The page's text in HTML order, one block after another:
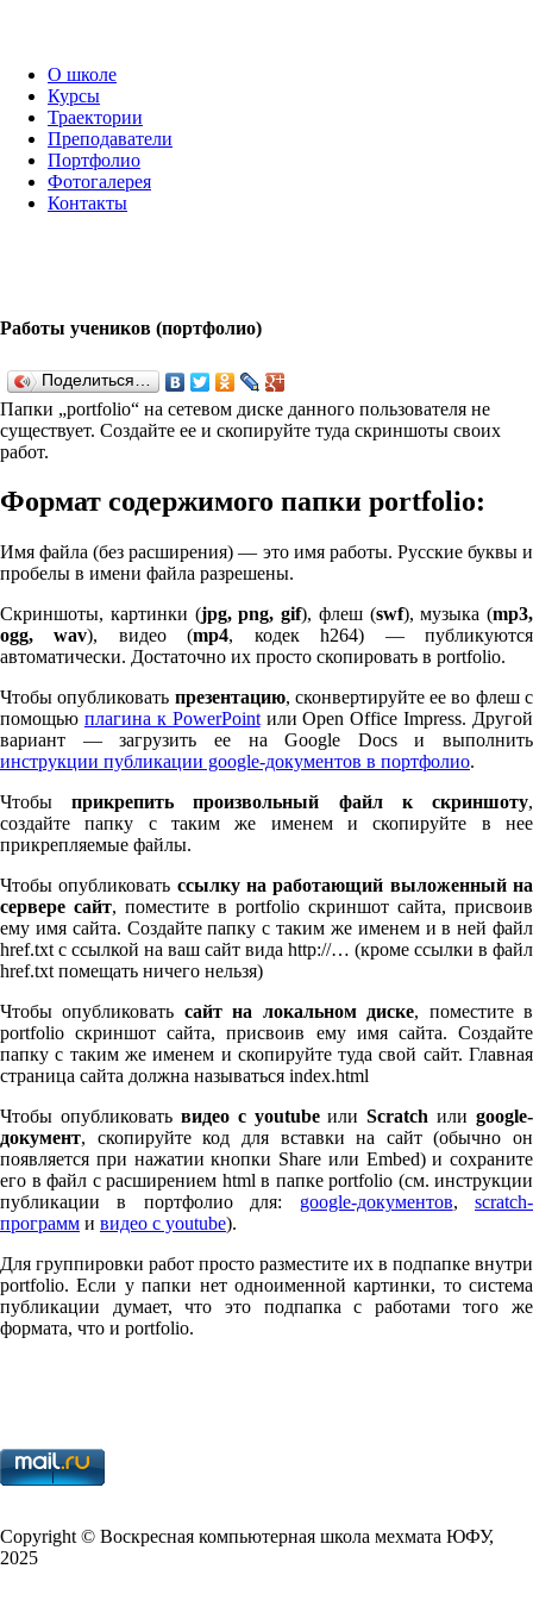
О школе
Курсы
Траектории
Преподаватели
Портфолио
Фотогалерея
Контакты
Работы учеников (портфолио)
Поделиться…
Папки „port­fo­lio“ на сетевом диске данного пользователя не
существует. Создайте ее и скопируйте туда скриншоты своих
работ.
Формат содержимого папки port­fo­lio:
Имя файла (без расширения) — это имя работы. Русские буквы и
пробелы в имени файла разрешены.
Скриншоты, картинки (jpg, png, gif), флеш (swf), музыка (mp3,
ogg, wav), видео (mp4, кодек h264) — публикуются
автоматически. Достаточно их просто скопировать в port­fo­lio.
Чтобы опубликовать презентацию, сконвертируйте ее во флеш с
помощью плагина к Pow­er­Pointили Open Office Impress. Другой
вариант — загрузить ее на Google Docs и выполнить
инструкции публикации google-документов в портфолио.
Чтобыприкрепить произвольный файл к скриншоту,
создайте папку с таким же именем и скопируйте в нее
прикрепляемые файлы.
Чтобы опубликовать ссылку на работающий выложенный на
сервере сайт, поместите в port­fo­lio скриншот сайта, присвоив
ему имя сайта. Создайте папку с таким же именем и в ней файл
href.txt с ссылкой на ваш сайт вида http://… (кроме ссылки в файл
href.txt помещать ничего нельзя)
Чтобы опубликовать сайт на локальном диске, поместите в
port­fo­lio скриншот сайта, присвоив ему имя сайта. Создайте
папку с таким же именем и скопируйте туда свой сайт. Главная
страница сайта должна называться index.html
Чтобы опубликовать видео с youtubeилиScratch или google-
документ, скопируйте код для вставки на сайт (обычно он
появляется при нажатии кнопки Share или Embed) и сохраните
его в файл с расширением html в папке port­fo­lio (см. инструкции
публикации в портфолио для: google-документов,scratch-
программ и видео с youtube).
Для группировки работ просто разместите их в подпапке внутри
port­fo­lio. Если у папки нет одноименной картинки, то система
публикации думает, что это подпапка с работами того же
формата, что и port­fo­lio.
Copy­right © Воскресная компьютерная школа мехмата ЮФУ,
2025